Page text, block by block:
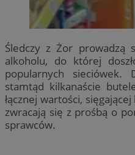
Śledczy z Żor prowadzą
alkoholu, do której
popularnych sieciówek.
stamtąd kilkanaście
łącznej wartości,
zwracają się z prośbą o
sprawców.